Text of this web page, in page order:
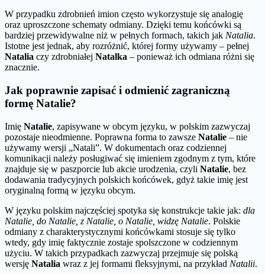
W przypadku zdrobnień imion często wykorzystuje się analogię
oraz uproszczone schematy odmiany. Dzięki temu końcówki są
bardziej przewidywalne niż w pełnych formach, takich jak Natalia.
Istotne jest jednak, aby rozróżnić, której formy używamy – pełnej
Natalia czy zdrobniałej Natalka – ponieważ ich odmiana różni się
znacznie.
Jak poprawnie zapisać i odmienić zagraniczną
formę Natalie?
Imię Natalie, zapisywane w obcym języku, w polskim zazwyczaj
pozostaje nieodmienne. Poprawna forma to zawsze Natalie – nie
używamy wersji „Natali”. W dokumentach oraz codziennej
komunikacji należy posługiwać się imieniem zgodnym z tym, które
znajduje się w paszporcie lub akcie urodzenia, czyli Natalie, bez
dodawania tradycyjnych polskich końcówek, gdyż takie imię jest
oryginalną formą w języku obcym.
W języku polskim najczęściej spotyka się konstrukcje takie jak: dla
Natalie, do Natalie, z Natalie, o Natalie, widzę Natalie. Polskie
odmiany z charakterystycznymi końcówkami stosuje się tylko
wtedy, gdy imię faktycznie zostaje spolszczone w codziennym
użyciu. W takich przypadkach zazwyczaj przejmuje się polską
wersję Natalia wraz z jej formami fleksyjnymi, na przykład Natalii.